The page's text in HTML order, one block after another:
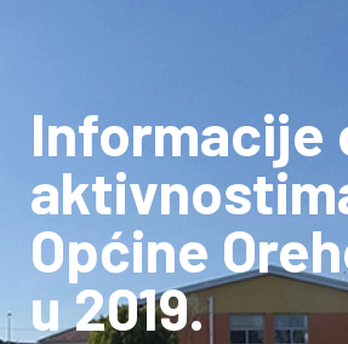
Informacije
Općine
u 2019.